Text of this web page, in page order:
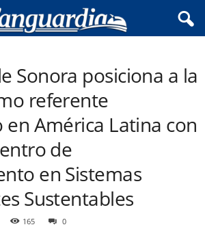
Sonora posiciona a la
referente
en América Latina con
de
en Sistemas
Sustentables
165 0